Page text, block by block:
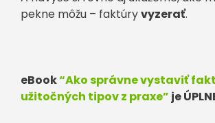
pekne môžu – faktúryvyzerať.
eBook“Ako správne vystaviť
užitočných tipov z praxe” je